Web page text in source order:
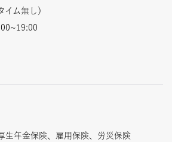
ム無し）
生年金保険、雇用保険、労災保険